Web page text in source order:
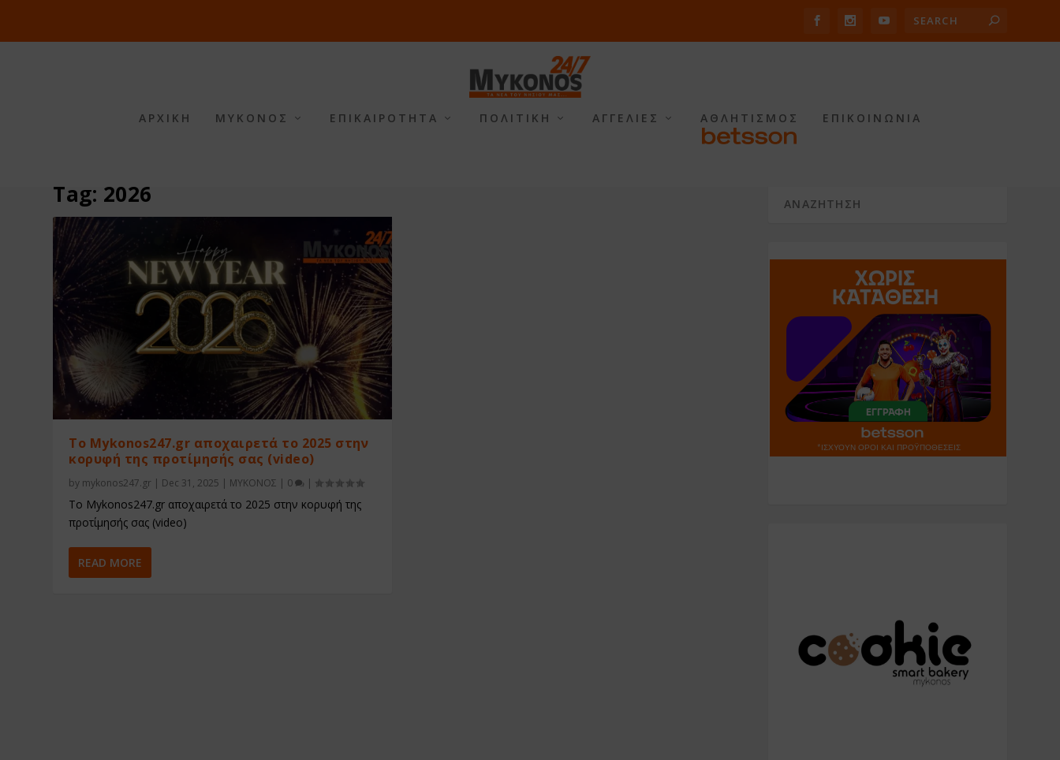
ΑΡΧΙΚΗ ΜΥΚΟΝΟΣ ΕΠΙΚΑΙΡΟΤΗΤΑ ΠΟΛΙΤΙΚΗ ΑΓΓΕΛΙΕΣ ΑΘΛΗΤΙΣΜΟΣ ΕΠΙΚΟΙΝΩΝΙΑ
Tag: 2026
Το Mykonos247.gr αποχαιρετά το 2025 στην
κορυφή της προτίμησής σας (video)
by mykonos247.gr | Dec 31, 2025 | ΜΥΚΟΝΟΣ | 0 |
Το Mykonos247.gr αποχαιρετά το 2025 στην κορυφή της
προτίμησής σας (video)
READ MORE